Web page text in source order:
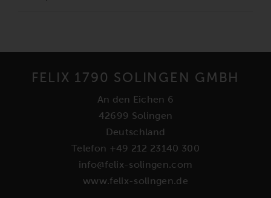
FELIX 1790 SOLINGEN GMBH
An den Eichen 6
42699 Solingen
Deutschland
Telefon +49 212 23140 300
info@felix-solingen.com
www.felix-solingen.de